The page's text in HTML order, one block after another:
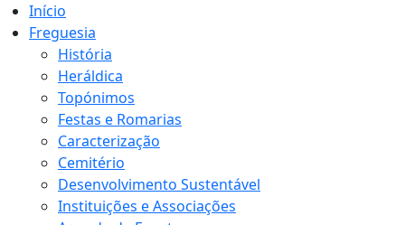
Início
Freguesia
História
Heráldica
Topónimos
Festas e Romarias
Caracterização
Cemitério
Desenvolvimento Sustentável
Instituições e Associações